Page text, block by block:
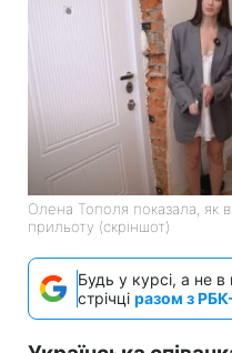
Олена Тополя показала, як
прильоту (скріншот)
Будь у курсі, а не в
стрічці разом з